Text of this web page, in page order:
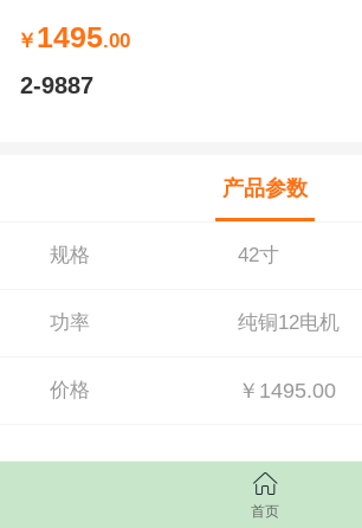
￥ 1495.00
2-9887
产品参数
规格 42寸
功率 纯铜12电机
价格 ￥1495.00
首页